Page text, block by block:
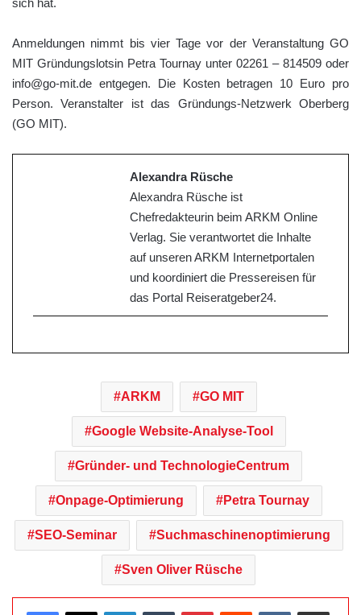
sich hat.
Anmeldungen nimmt bis vier Tage vor der Veranstaltung GO
MIT Gründungslotsin Petra Tournay unter 02261 – 814509 oder
info@go-mit.de entgegen. Die Kosten betragen 10 Euro pro
Person. Veranstalter ist das Gründungs-Netzwerk Oberberg
(GO MIT).
Alexandra Rüsche
Alexandra Rüsche ist
Chefredakteurin beim ARKM Online
Verlag. Sie verantwortet die Inhalte
auf unseren ARKM Internetportalen
und koordiniert die Pressereisen für
das Portal Reiseratgeber24.
ARKM GO MIT
Google Website-Analyse-Tool
Gründer- und TechnologieCentrum
Onpage-Optimierung Petra Tournay
SEO-Seminar Suchmaschinenoptimierung
Sven Oliver Rüsche